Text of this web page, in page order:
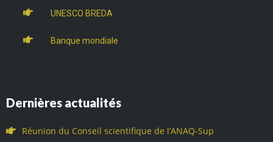
UNESCO BREDA
Banque mondiale
Dernières actualités
Réunion du Conseil scientifique de l’ANAQ-Sup